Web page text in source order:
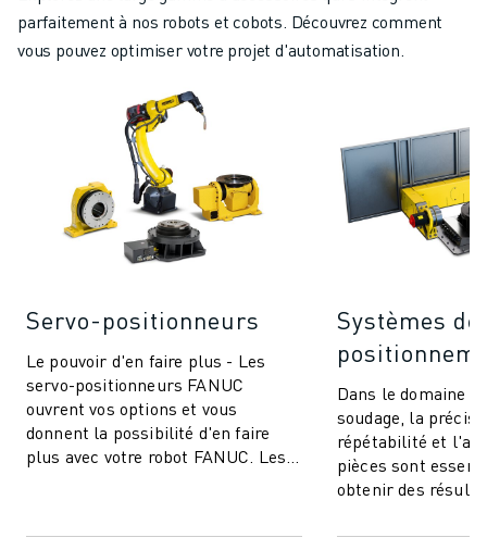
parfaitement à nos robots et cobots. Découvrez comment
vous pouvez optimiser votre projet d'automatisation.
Servo-positionneurs
Le pouvoir d'en faire plus - Les
servo-positionneurs FANUC
ouvrent vos options et vous
donnent la possibilité d'en faire
plus avec votre robot FANUC. Les
Systèmes de
Dans le domaine
soudage, la
répétabilité et
pièces sont
obtenir des
positionneur...